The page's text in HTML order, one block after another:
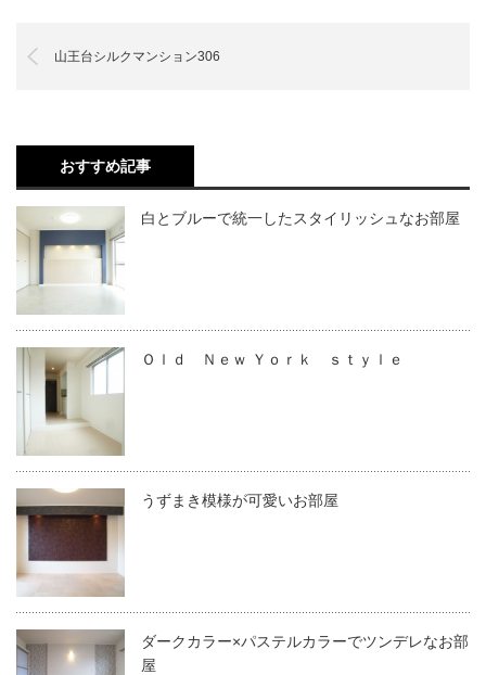
山王台シルクマンション306
おすすめ記事
白とブルーで統一したスタイリッシュなお部屋
Ｏｌｄ Ｎｅｗ Ｙｏｒｋ ｓｔｙｌｅ
うずまき模様が可愛いお部屋
ダークカラー×パステルカラーでツンデレなお部
屋